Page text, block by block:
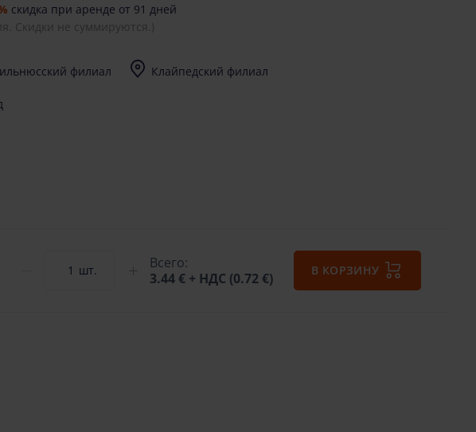
скидка при аренде от 91 дней
Скидки не суммируются.)
филиал Клайпедский филиал
шт.
Всего:
3.44 € + НДС (0.72 €) В КОРЗИНУ